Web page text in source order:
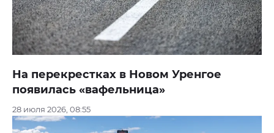
На перекрестках в Новом Уренгое
появилась «вафельница»
28 июля 2026, 08:55